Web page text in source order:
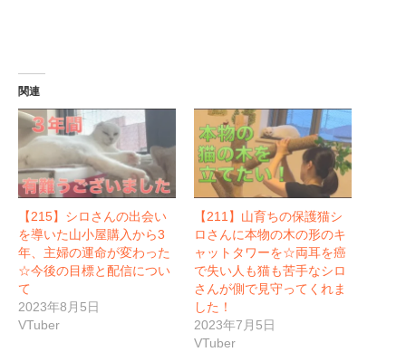
関連
【215】シロさんの出会い
を導いた山小屋購入から3
年、主婦の運命が変わった
☆今後の目標と配信につい
て
2023年8月5日
VTuber
【211】山育ちの保護猫シ
ロさんに本物の木の形のキ
ャットタワーを☆両耳を癌
で失い人も猫も苦手なシロ
さんが側で見守ってくれま
した！
2023年7月5日
VTuber